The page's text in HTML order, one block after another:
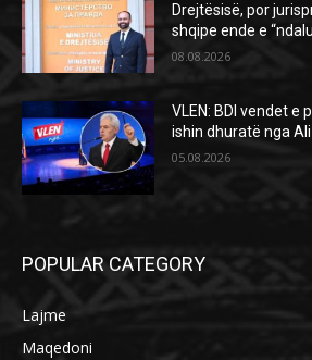
Drejtësisë, por
shqipe ende e
08.08.2026
VLEN: BDI vendet e
ishin dhuratë nga
05.08.2026
POPULAR CATEGORY
Lajme
Maqedoni